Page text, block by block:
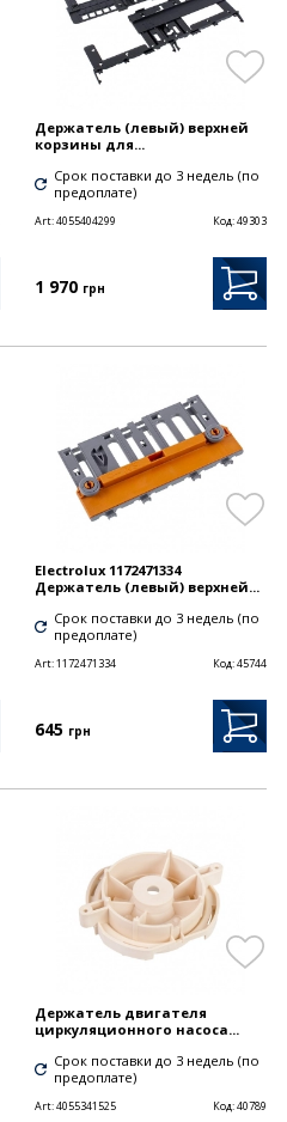
Держатель (левый) верхней
корзины для...
Срок поставки до 3 недель (по
предоплате)
Art:4055404299 Код:49303
1 970 грн
Electrolux 1172471334
Держатель (левый) верхней...
Срок поставки до 3 недель (по
предоплате)
Art:1172471334 Код:45744
645 грн
Держатель двигателя
циркуляционного насоса...
Срок поставки до 3 недель (по
предоплате)
Art:4055341525 Код:40789